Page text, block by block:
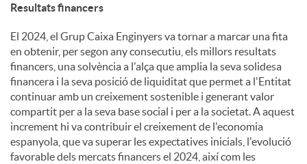
Resultats financers
El 2024, el Grup Caixa Enginyers va tornar a marcar una fita
en obtenir, per segon any consecutiu, els millors resultats
financers, una solvència a l'alça que amplia la seva solidesa
financera i la seva posició de liquiditat que permet a l'Entitat
continuar amb un creixement sostenible i generant valor
compartit per a la seva base social i per a la societat. A aquest
increment hi va contribuir el creixement de l'economia
espanyola, que va superar les expectatives inicials, l'evolució
favorable dels mercats financers el 2024, així com les